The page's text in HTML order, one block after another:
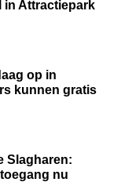
in Attractiepark
op in
kunnen gratis
Slagharen:
nu